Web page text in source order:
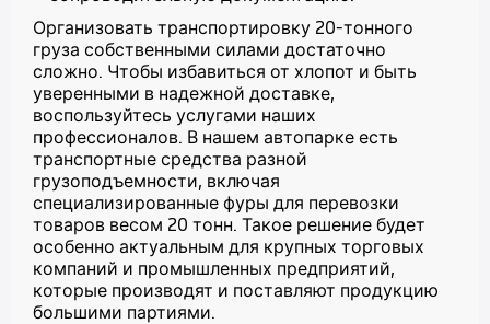
Организовать транспортировку 20-тонного
груза собственными силами достаточно
сложно. Чтобы избавиться от хлопот и быть
уверенными в надежной доставке,
воспользуйтесь услугами наших
профессионалов. В нашем автопарке есть
транспортные средства разной
грузоподъемности, включая
специализированные фуры для перевозки
товаров весом 20 тонн. Такое решение будет
особенно актуальным для крупных торговых
компаний и промышленных предприятий,
которые производят и поставляют продукцию
большими партиями.